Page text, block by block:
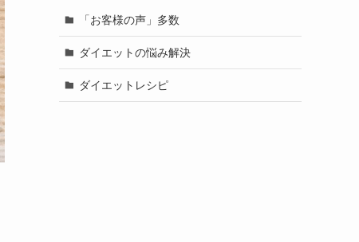
「お客様の声」多数
ダイエットの悩み解決
ダイエットレシピ